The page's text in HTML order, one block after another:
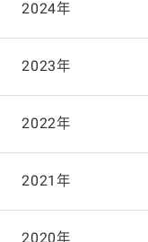
2025年12月
2025年11月
2025年10月
2025年9月
2025年8月
2024年
2024年12月
2024年11月
2024年10月
2024年9月
2023年
2023年12月
2023年11月
2023年10月
2022年
2022年12月
2022年11月
2021年
2021年12月
2020年